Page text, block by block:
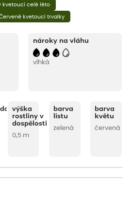
kvetoucí celé léto
kvetoucí trvalky
nároky na vláhu
vlhká
výška
rostliny v
dospělosti
0,5 m
barva
listu
zelená
barva
květu
červená